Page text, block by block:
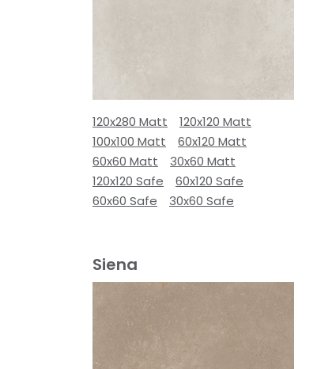
120x280 Matt
120x120 Matt
100x100 Matt
60x120 Matt
60x60 Matt
30x60 Matt
120x120 Safe
60x120 Safe
60x60 Safe
30x60 Safe
Siena